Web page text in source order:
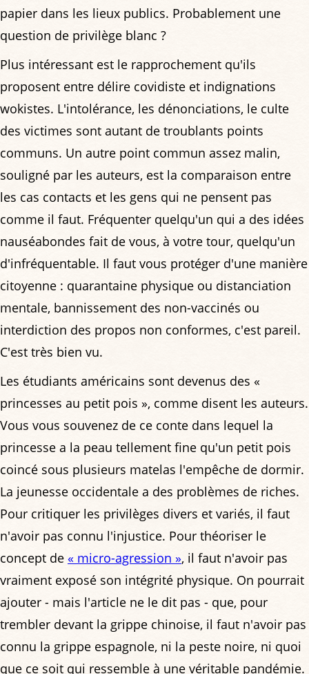
papier dans les lieux publics. Probablement une
question de privilège blanc ?
Plus intéressant est le rapprochement qu'ils
proposent entre délire covidiste et indignations
wokistes. L'intolérance, les dénonciations, le culte
des victimes sont autant de troublants points
communs. Un autre point commun assez malin,
souligné par les auteurs, est la comparaison entre
les cas contacts et les gens qui ne pensent pas
comme il faut. Fréquenter quelqu'un qui a des idées
nauséabondes fait de vous, à votre tour, quelqu'un
d'infréquentable. Il faut vous protéger d'une manière
citoyenne : quarantaine physique ou distanciation
mentale, bannissement des non-vaccinés ou
interdiction des propos non conformes, c'est pareil.
C'est très bien vu.
Les étudiants américains sont devenus des «
princesses au petit pois », comme disent les auteurs.
Vous vous souvenez de ce conte dans lequel la
princesse a la peau tellement fine qu'un petit pois
coincé sous plusieurs matelas l'empêche de dormir.
La jeunesse occidentale a des problèmes de riches.
Pour critiquer les privilèges divers et variés, il faut
n'avoir pas connu l'injustice. Pour théoriser le
concept de « micro-agression », il faut n'avoir pas
vraiment exposé son intégrité physique. On pourrait
ajouter - mais l'article ne le dit pas - que, pour
trembler devant la grippe chinoise, il faut n'avoir pas
connu la grippe espagnole, ni la peste noire, ni quoi
que ce soit qui ressemble à une véritable pandémie.